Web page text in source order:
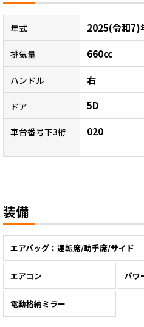
年式 2025(令和7)
排気量 660cc
ハンドル 右
ドア 5D
車台番号下3桁 020
装備
エアバッグ：運転席/助手席/サイド
エアコン パワ
電動格納ミラー